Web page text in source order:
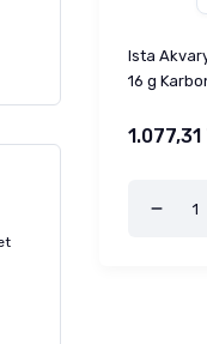
Ista
16 g
1.077,31